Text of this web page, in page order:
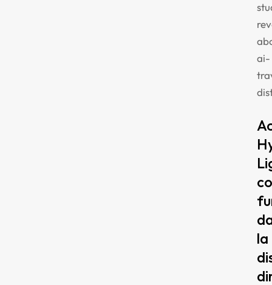
ai-
la